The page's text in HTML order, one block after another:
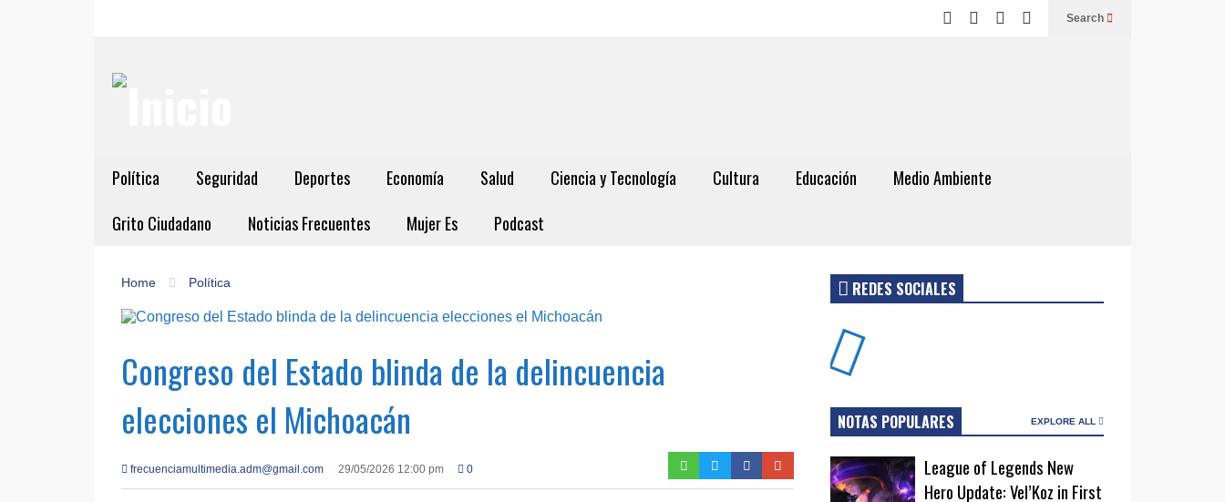
Search
Política Seguridad Deportes Economía Salud Ciencia y Tecnología Cultura Educación
Medio Ambiente
Grito Ciudadano
Noticias Frecuentes Mujer Es Podcast
Home Política
Congreso del Estado blinda de la delincuencia
elecciones el Michoacán
frecuenciamultimedia.adm@gmail.com 29/05/2026 12:00 pm 0
REDES SOCIALES
NOTAS POPULARES EXPLORE ALL
League of Legends New
Hero Update: Vel’Koz in First